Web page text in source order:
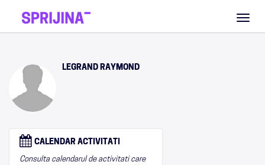
LEGRAND RAYMOND
CALENDAR ACTIVITATI
Consulta calendarul de activitati care